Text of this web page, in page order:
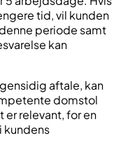
tid, vil kunden
periode samt
kan
aftale, kan
domstol
er relevant, for en